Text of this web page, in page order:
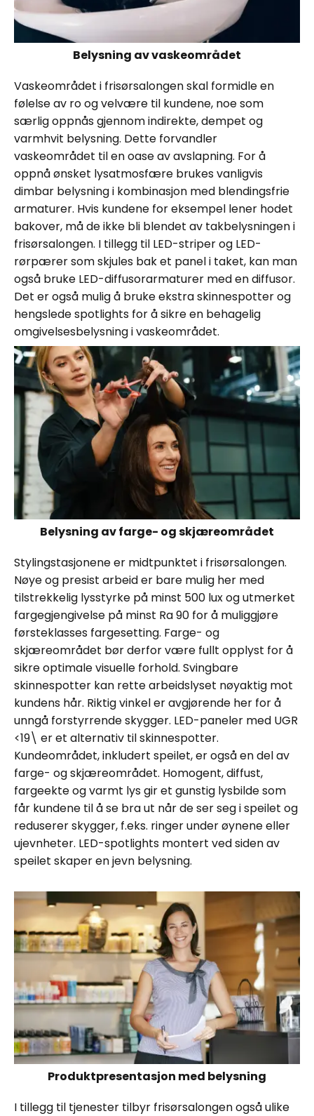
Belysning av vaskeområdet
Vaskeområdet i frisørsalongen skal formidle en
følelse av ro og velvære til kundene, noe som
særlig oppnås gjennom indirekte, dempet og
varmhvit belysning. Dette forvandler
vaskeområdet til en oase av avslapning. For å
oppnå ønsket lysatmosfære brukes vanligvis
dimbar belysning i kombinasjon med blendingsfrie
armaturer. Hvis kundene for eksempel lener hodet
bakover, må de ikke bli blendet av takbelysningen i
frisørsalongen. I tillegg til LED-striper og LED-
rørpærer som skjules bak et panel i taket, kan man
også bruke LED-diffusorarmaturer med en diffusor.
Det er også mulig å bruke ekstra skinnespotter og
hengslede spotlights for å sikre en behagelig
omgivelsesbelysning i vaskeområdet.
Belysning av farge- og skjæreområdet
Stylingstasjonene er midtpunktet i frisørsalongen.
Nøye og presist arbeid er bare mulig her med
tilstrekkelig lysstyrke på minst 500 lux og utmerket
fargegjengivelse på minst Ra 90 for å muliggjøre
førsteklasses fargesetting. Farge- og
skjæreområdet bør derfor være fullt opplyst for å
sikre optimale visuelle forhold. Svingbare
skinnespotter kan rette arbeidslyset nøyaktig mot
kundens hår. Riktig vinkel er avgjørende her for å
unngå forstyrrende skygger. LED-paneler med UGR
<19\ er et alternativ til skinnespotter.
Kundeområdet, inkludert speilet, er også en del av
farge- og skjæreområdet. Homogent, diffust,
fargeekte og varmt lys gir et gunstig lysbilde som
får kundene til å se bra ut når de ser seg i speilet og
reduserer skygger, f.eks. ringer under øynene eller
ujevnheter. LED-spotlights montert ved siden av
speilet skaper en jevn belysning.
Produktpresentasjon med belysning
I tillegg til tjenester tilbyr frisørsalongen også ulike